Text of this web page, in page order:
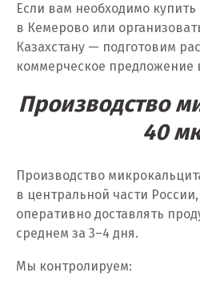
Х
Хабаровск
Чебаркуль
Челябинск
Чехов
Если вам необходимо
в Кемерово или
Казахстану — подготовим
коммерческое предложение
Производство
40
Производство
в центральной части
оперативно доставлять
среднем за 3–4 дня.
Мы контролируем: